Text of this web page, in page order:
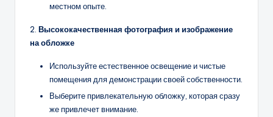
местном опыте.
2. Высококачественная фотография и изображение
на обложке
Используйте естественное освещение и чистые
помещения для демонстрации своей собственности.
Выберите привлекательную обложку, которая сразу
же привлечет внимание.